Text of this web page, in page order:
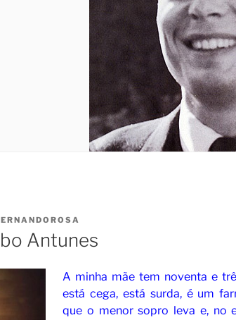
Antunes
A minha mãe tem noventa e
está cega, está surda, é um
que o menor sopro leva e, no